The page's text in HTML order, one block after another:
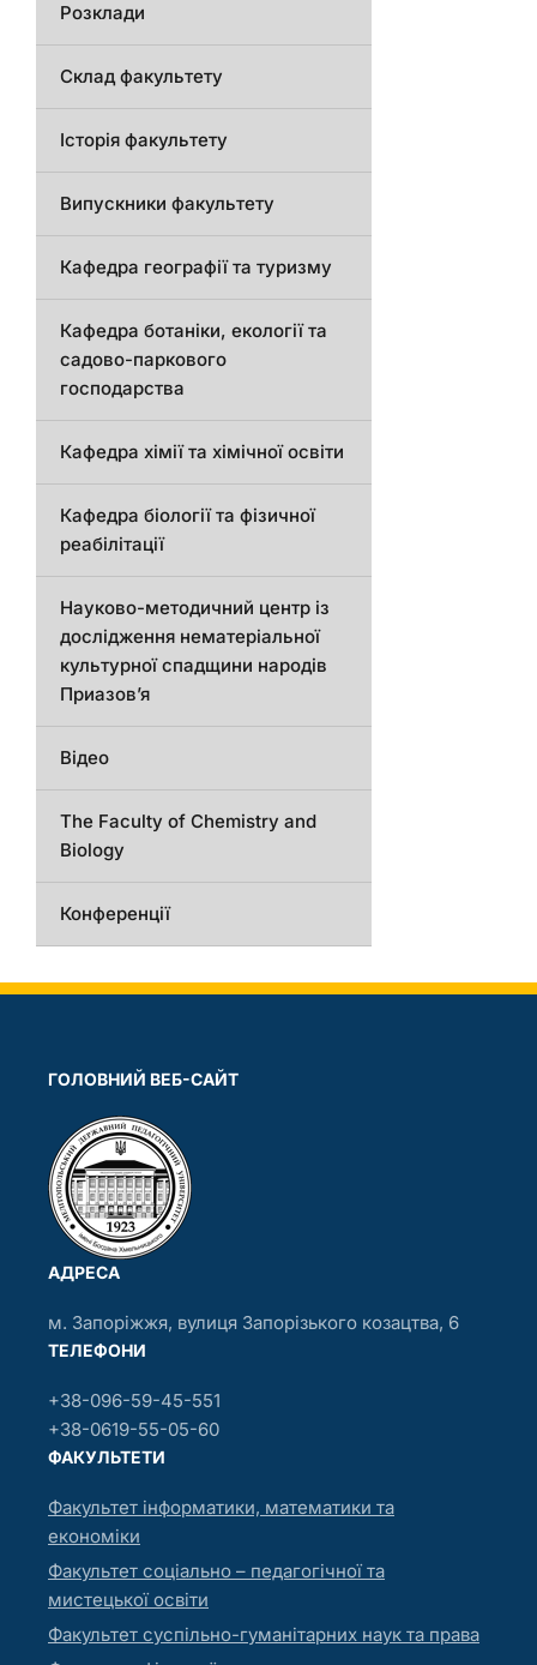
Розклади
Склад факультету
Історія факультету
Випускники факультету
Кафедра географії та туризму
Кафедра ботаніки, екології та
садово-паркового
господарства
Кафедра хімії та хімічної освіти
Кафедра біології та фізичної
реабілітації
Науково-методичний центр із
дослідження нематеріальної
культурної спадщини народів
Приазов’я
Відео
The Faculty of Chemistry and
Biology
Конференції
ГОЛОВНИЙ ВЕБ-САЙТ
АДРЕСА
м. Запоріжжя, вулиця Запорізького козацтва, 6
ТЕЛЕФОНИ
+38-096-59-45-551
+38-0619-55-05-60
ФАКУЛЬТЕТИ
Факультет інформатики, математики та
економіки
Факультет соціально – педагогічної та
мистецької освіти
Факультет суспільно-гуманітарних наук та права